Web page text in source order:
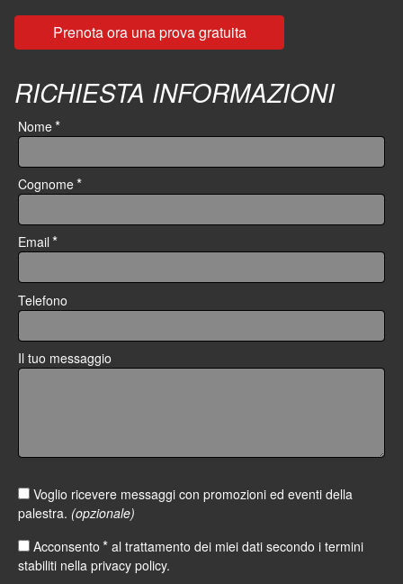
Prenota ora una prova gratuita
RICHIESTA INFORMAZIONI
Nome*
Cognome*
Email*
Telefono
Il tuo messaggio
Voglio ricevere messaggi con promozioni ed eventi della
palestra. (opzionale)
Acconsento * al trattamento dei miei dati secondo i termini
stabiliti nellaprivacy policy.